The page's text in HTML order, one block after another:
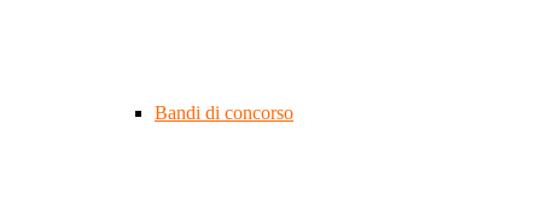
Bandi di concorso